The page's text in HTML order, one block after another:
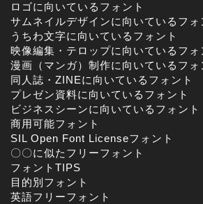
ロゴに向いているフォント
サムネイルデザインに向いているフォ
うちわ文字に向いているフォント
映像編集・テロップに向いているフォ
漫画（マンガ）制作に向いているフォ
同人誌・ZINEに向いているフォント
プレゼン資料に向いているフォント
ビジネスシーンに向いているフォント
商用可能フォント
SIL Open Font Licenseフォント
〇〇に似たフリーフォント
フォントTIPS
目的別フォント
英語フリーフォント